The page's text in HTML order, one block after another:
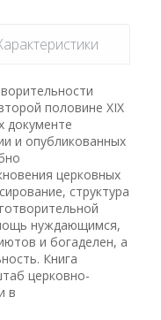
половине XIX
документе
и опубликованных
церковных
структура
нуждающимся,
и богаделен, а
Книга
церковно-
в